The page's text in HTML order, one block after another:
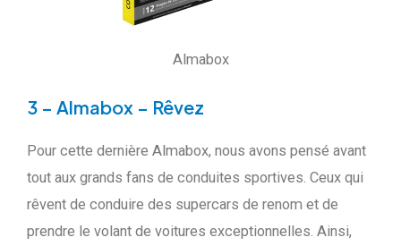
Almabox
3 – Almabox – Rêvez
Pour cette dernière Almabox, nous avons pensé avant
tout aux grands fans de conduites sportives. Ceux qui
rêvent de conduire des supercars de renom et de
prendre le volant de voitures exceptionnelles. Ainsi,